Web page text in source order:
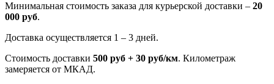
Минимальная стоимость заказа для курьерской доставки – 20
000 руб.
Доставка осуществляется 1 – 3 дней.
Стоимость доставки 500 руб + 30 руб/км. Километраж
замеряется от МКАД.